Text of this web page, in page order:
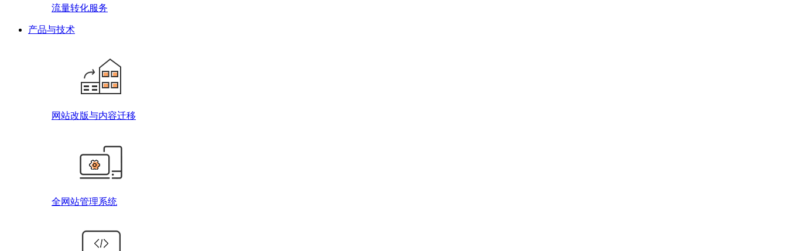
流量转化服务
产品与技术
网站改版与内容迁移
全网站管理系统